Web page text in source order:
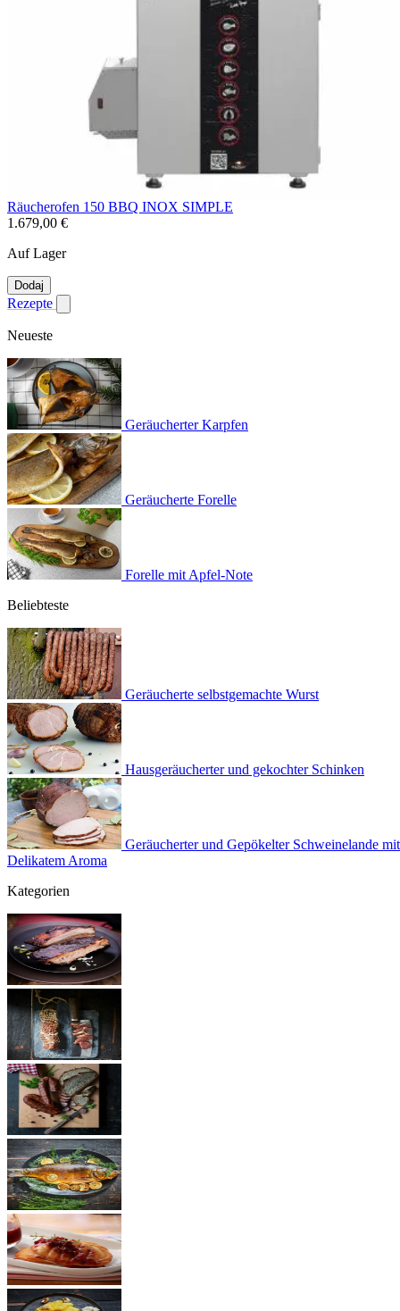
Räucherofen 150 BBQ INOX SIMPLE
1.679,00 €
Auf Lager
Dodaj
Rezepte
Untermenü für Rezepte anzeigen
Neueste
Geräucherter Karpfen
Geräucherte Forelle
Forelle mit Apfel-Note
Beliebteste
Geräucherte selbstgemachte Wurst
Hausgeräucherter und gekochter Schinken
Geräucherter und Gepökelter Schweinelande mit
Delikatem Aroma
Kategorien